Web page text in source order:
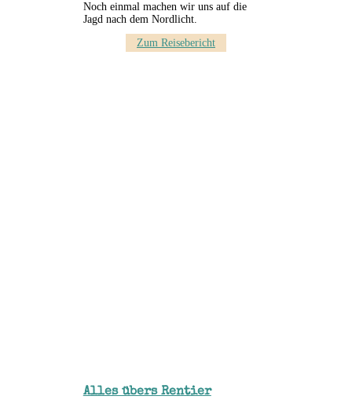
Noch einmal machen wir uns auf die
Jagd nach dem Nordlicht.
Zum Reisebericht
Alles übers Rentier